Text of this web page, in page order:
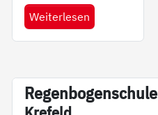
Weiterlesen
Re­gen­bo­gen­schu­le